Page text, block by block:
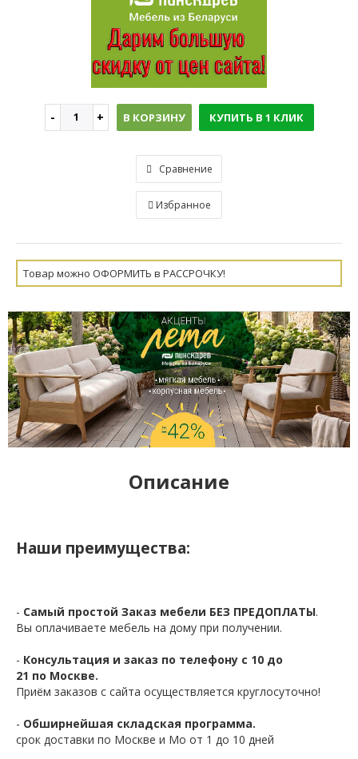
В КОРЗИНУ КУПИТЬ В 1 КЛИК
Сравнение
Избранное
Товар можно ОФОРМИТЬ в РАССРОЧКУ!
Описание
Наши преимущества:
- Самый простой Заказ мебели БЕЗ ПРЕДОПЛАТЫ.
Вы оплачиваете мебель на дому при получении.
- Консультация и заказ по телефону с 10 до
21 по Москве.
Приём заказов с сайта осуществляется круглосуточно!
- Обширнейшая складская программа.
срок доставки по Москве и Мо от 1 до 10 дней